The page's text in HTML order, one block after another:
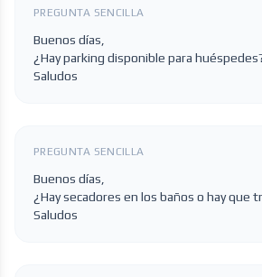
PREGUNTA SENCILLA
Buenos días,
¿Hay parking disponible para
Saludos
PREGUNTA SENCILLA
Buenos días,
¿Hay secadores en los baños o hay que
Saludos